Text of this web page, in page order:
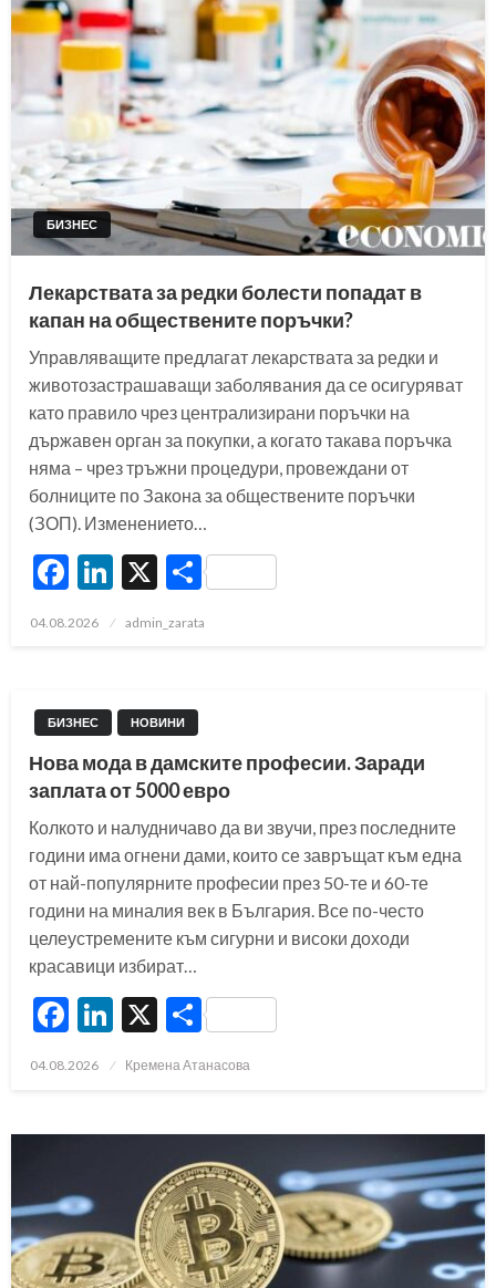
БИЗНЕС
Лекарствата за редки болести попадат в
капан на обществените поръчки?
Управляващите предлагат лекарствата за редки и
животозастрашаващи заболявания да се осигуряват
като правило чрез централизирани поръчки на
държавен орган за покупки, а когато такава поръчка
няма – чрез тръжни процедури, провеждани от
болниците по Закона за обществените поръчки
(ЗОП). Изменението…
Facebook
LinkedIn
X Share
Posted
04.08.2026 admin_zarata
БИЗНЕС НОВИНИ
Нова мода в дамските професии. Заради
заплата от 5000 евро
Колкото и налудничаво да ви звучи, през последните
години има огнени дами, които се завръщат към една
от най-популярните професии през 50-те и 60-те
години на миналия век в България. Все по-често
целеустремените към сигурни и високи доходи
красавици избират…
Facebook
LinkedIn
X Share
Posted
04.08.2026 Кремена Атанасова